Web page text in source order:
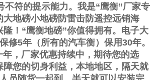
不符的提示能力。我是“鹰衡”厂家专
地磅小地磅防雷击防遥控远销海
！ “鹰衡地磅”你值得拥有。电子大
修5年（所有的汽车衡）保用30年。
年，厂家优惠持续中，期待您的选
您的切身利益，本地地区，隔天就